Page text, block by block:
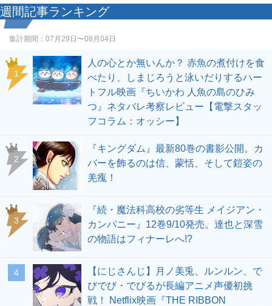
週間記事ランキング
集計期間： 07月29日〜08月04日
1
人の心とか無いんか？ 赤魚の煮付けを食
べたり、しまじろうと泳いだりするハー
トフル映画『ちいかわ 人魚の島のひみ
つ』ネタバレ考察レビュー【電撃スタッ
フコラム：オッシー】
2
『キングダム』最新80巻の書影公開。カ
バーを飾るのは信、蒙恬、そして鎧姿の
羌瘣！
3
『続・魔法科高校の劣等生 メイジアン・
カンパニー』12巻9/10発売。達也と深雪
の物語はフィナーレへ!?
4
【にじさんじ】月ノ美兎、ルンルン、で
びでび・でびるが長編アニメ声優初挑
戦！ Netflix映画『THE RIBBON